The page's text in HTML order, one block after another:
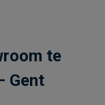
te
Gent